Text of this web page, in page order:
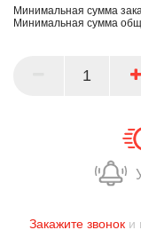
ПАРТНЕР
Минимальная сумма
Минимальная сумма
Закажите звоноки